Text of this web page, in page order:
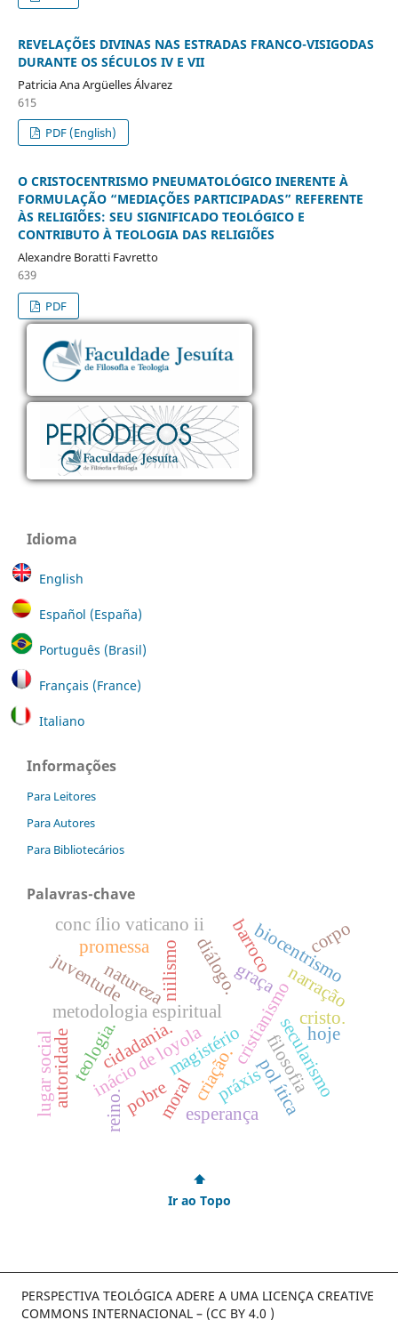
REVELAÇÕES DIVINAS NAS ESTRADAS FRANCO-VISIGODAS
DURANTE OS SÉCULOS IV E VII
Patricia Ana Argüelles Álvarez
615
PDF (English)
O CRISTOCENTRISMO PNEUMATOLÓGICO INERENTE À
FORMULAÇÃO “MEDIAÇÕES PARTICIPADAS” REFERENTE
ÀS RELIGIÕES: SEU SIGNIFICADO TEOLÓGICO E
CONTRIBUTO À TEOLOGIA DAS RELIGIÕES
Alexandre Boratti Favretto
639
PDF
Idioma
English
Español (España)
Português (Brasil)
Français (France)
Italiano
Informações
Para Leitores
Para Autores
Para Bibliotecários
Palavras-chave
cristianismo
graça
diálogo.
inácio de loyola
narração
metodologia espiritual
barroco
natureza
filosofia
magistério
teologia.
niilismo
secularismo
biocentrismo
criação.
juventude
moral
autoridade
corpo
pol ítica
cristo.
lugar social práxis
pobre
conc ílio vaticano ii
cidadania.
esperança
hoje
promessa
reino.
⬆
Ir ao Topo
PERSPECTIVA TEOLÓGICA ADERE A UMA LICENÇA CREATIVE
COMMONS INTERNACIONAL – (CC BY 4.0 )